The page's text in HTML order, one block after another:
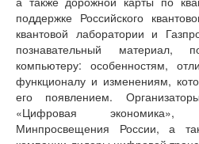
поддержке Российского
квантовой лаборатории и
познавательный материал,
компьютеру: особенностям,
функционалу и изменениям,
его появлением.
«Цифровая
Минпросвещения России, а